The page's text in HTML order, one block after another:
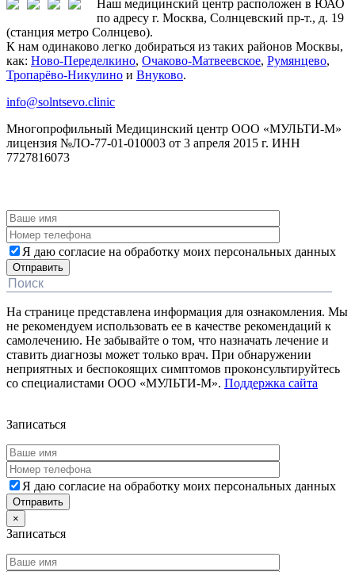
Наш медицинский центр расположен в ЮАО
по адресу г. Москва, Солнцевский пр-т., д. 19
(станция метро Солнцево).
К нам одинаково легко добираться из таких районов Москвы,
как: Ново-Переделкино, Очаково-Матвеевское, Румянцево,
Тропарёво-Никулино и Внуково.
info@solntsevo.clinic
Многопрофильный Медицинский центр ООО «МУЛЬТИ-М»
лицензия №ЛО-77-01-010003 от 3 апреля 2015 г. ИНН
7727816073
Я даю согласие на обработку моих персональных данных
На странице представлена информация для ознакомления. Мы
не рекомендуем использовать ее в качестве рекомендаций к
самолечению. Не забывайте о том, что назначать лечение и
ставить диагнозы может только врач. При обнаружении
неприятных и беспокоящих симптомов проконсультируйтесь
со специалистами ООО «МУЛЬТИ-М». Поддержка сайта
Записаться
Я даю согласие на обработку моих персональных данных
×
Записаться